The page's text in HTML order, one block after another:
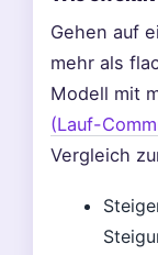
Gehen auf
mehr als
Modell mit
(Lauf-
Vergleich